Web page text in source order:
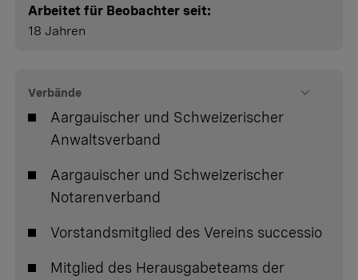
Arbeitet für Beobachter seit:
18 Jahren
Verbände
Aargauischer und Schweizerischer
Anwaltsverband
Aargauischer und Schweizerischer
Notarenverband
Vorstandsmitglied des Vereins successio
Mitglied des Herausgabeteams der